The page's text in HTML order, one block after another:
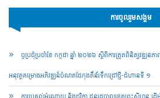
ការចូលរួមសង្គម
ច្ចប្រជុំប្រចាំខែ កក្កដា ឆ្នាំ ២០២៦ ស្តីពីការត្រួតពិនិត្យវឌ្ឍនភ
អនុវត្តគម្រោងអភិវឌ្ឍន៍ចំណតផែកុងតឺន័រទឹកជ្រៅថ្មី-ជំហានទី ១
ការប្រគល់អំណោយ និងថវិកា ជូនរដ្ឋបាលខេត្តព្រះសីហនុ ដើម្